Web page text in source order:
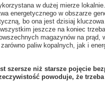
w dużej mierze
energetycznego w obszarze
bo ona jest dzisiaj
jeszcze na koniec
magazynów na prąd,
paliw kopalnych, jak i
szersze niż starsze pojęcie
powoduje, że